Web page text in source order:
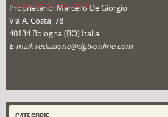
Video in primo piano
Proprietario: Marcello De Giorgio
Via A. Costa, 78
40134 Bologna (BO) Italia
E-mail: redazione@dgtvonline.com